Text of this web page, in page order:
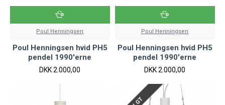
Poul Henningsen
Poul Henningsen hvid PH5
pendel 1990'erne
DKK 2.000,00
Poul Henningsen
Poul Henningsen hvid PH5
pendel 1990'erne
DKK 2.000,00